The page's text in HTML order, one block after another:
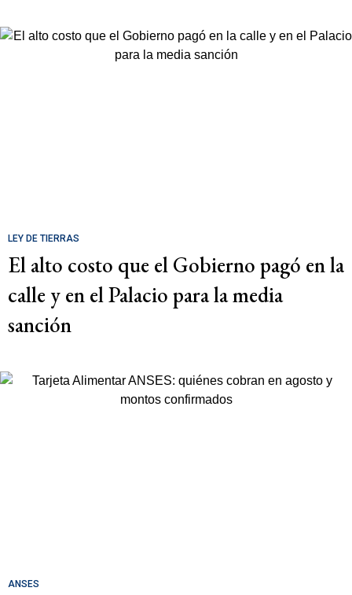
LEY DE TIERRAS
El alto costo que el Gobierno pagó en la
calle y en el Palacio para la media
sanción
ANSES